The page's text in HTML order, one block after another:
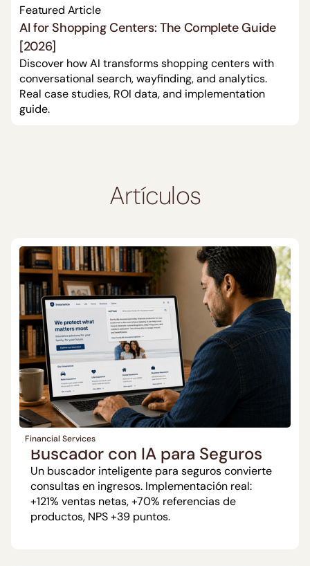
Featured Article
AI for Shopping Centers: The Complete Guide
[2026]
Discover how AI transforms shopping centers with
conversational search, wayfinding, and analytics.
Real case studies, ROI data, and implementation
guide.
Artículos
Financial Services
Buscador con IA para Seguros
Un buscador inteligente para seguros convierte
consultas en ingresos. Implementación real:
+121% ventas netas, +70% referencias de
productos, NPS +39 puntos.